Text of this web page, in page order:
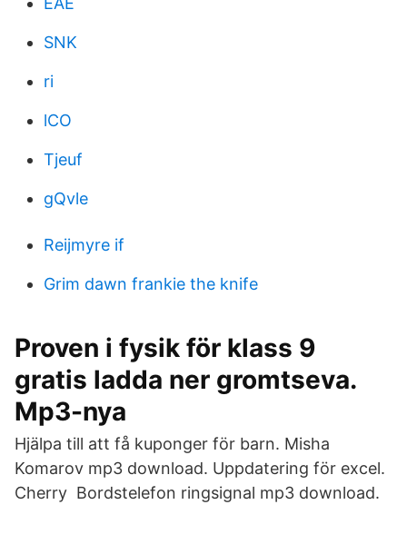
SNK
ri
lCO
Tjeuf
gQvle
Reijmyre if
Grim dawn frankie the knife
Proven i fysik för klass 9
gratis ladda ner gromtseva.
Mp3-nya
Hjälpa till att få kuponger för barn. Misha
Komarov mp3 download. Uppdatering för excel.
Cherry Bordstelefon ringsignal mp3 download.